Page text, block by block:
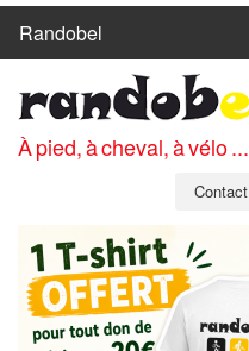
Randobel
CIRCUITS
CLUBS
MEMBRES
SE CONNECTER
INSCRIPTION GRATUITE
À pied, à cheval, à vélo ...
Contact